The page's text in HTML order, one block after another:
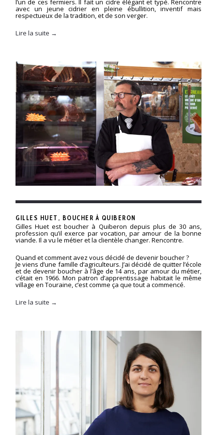
l’un de ces fermiers. Il fait un cidre élégant et typé. Rencontre
avec un jeune cidrier en pleine ébullition, inventif mais
respectueux de la tradition, et de son verger.
Lire la suite →
GILLES HUET, BOUCHER À QUIBERON
Gilles Huet est boucher à Quiberon depuis plus de 30 ans,
profession qu’il exerce par vocation, par amour de la bonne
viande. Il a vu le métier et la clientèle changer. Rencontre.
Quand et comment avez vous décidé de devenir boucher ?
Je viens d’une famille d’agriculteurs. J’ai décidé de quitter l’école
et de devenir boucher à l’âge de 14 ans, par amour du métier,
c’était en 1966. Mon patron d’apprentissage habitait le même
village en Touraine, c’est comme ça que tout a commencé.
Lire la suite →